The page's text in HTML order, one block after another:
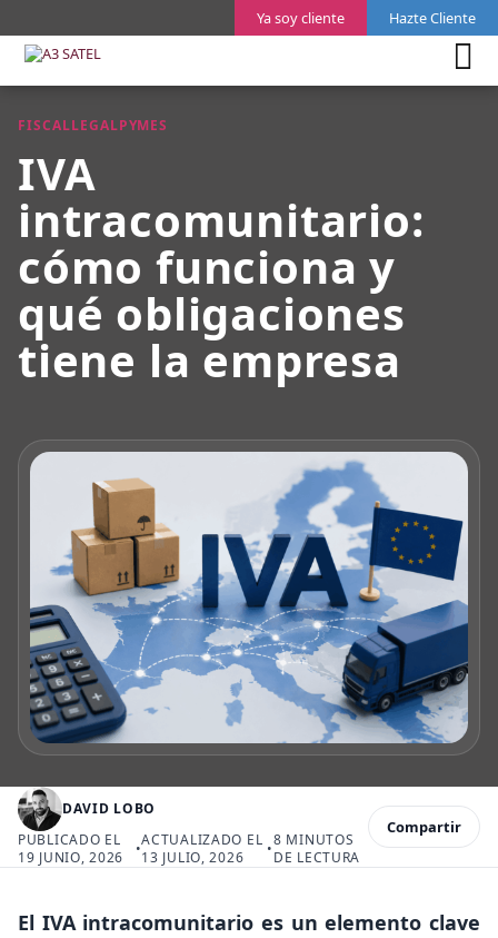
Ya soy cliente Hazte Cliente
FISCALLEGALPYMES
IVA
intracomunitario:
cómo funciona y
qué obligaciones
tiene la empresa
DAVID LOBO
PUBLICADO EL
19 JUNIO, 2026
•ACTUALIZADO EL
13 JULIO, 2026
•8 MINUTOS
DE LECTURA
Compartir
El IVA intracomunitario es un elemento clave